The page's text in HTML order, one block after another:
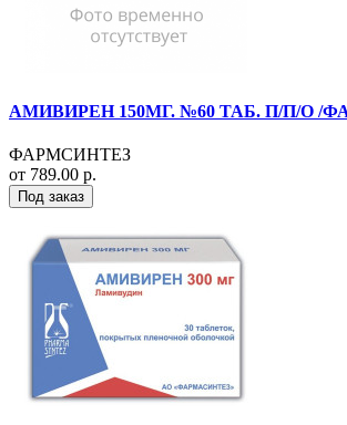
АМИВИРЕН 150МГ. №60 ТАБ. П/П/О /
ФАРМСИНТЕЗ
от 789.00 р.
Под заказ